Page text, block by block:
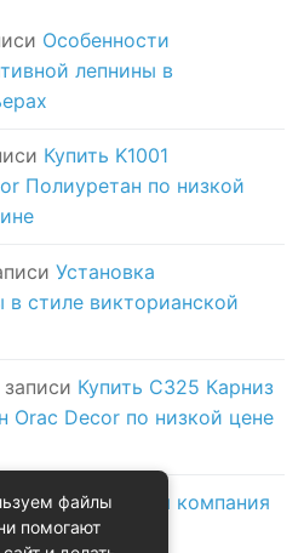
Особенности
лепнины в
Купить K1001
Полиуретан по низкой
Установка
стиле викторианской
записи Купить C325 Карниз
Orac Decor по низкой цене
Логистическая компания
надежность и
файлы
помогают